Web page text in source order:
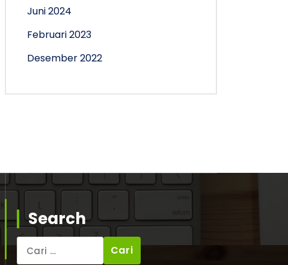
Juni 2024
Februari 2023
Desember 2022
Search
Cari
untuk: